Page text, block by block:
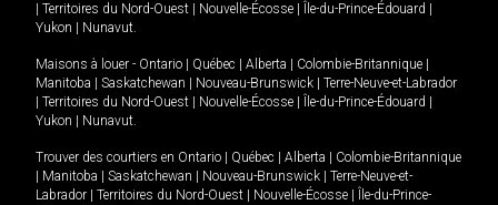
Territoires du Nord-Ouest Nouvelle-Écosse Île-du-Prince-Édouard
Yukon
Nunavut.
Maisons à louer - Ontario Québec Alberta Colombie-Britannique
Manitoba
Saskatchewan Nouveau-Brunswick
Terre-Neuve-et-Labrador
Territoires du Nord-Ouest Nouvelle-Écosse Île-du-Prince-Édouard
Yukon
Nunavut.
Trouver des courtiers en Ontario Québec Alberta
Colombie-Britannique
Manitoba Saskatchewan Nouveau-Brunswick
Terre-Neuve-et-
Labrador
Territoires du Nord-Ouest Nouvelle-Écosse
Île-du-Prince-